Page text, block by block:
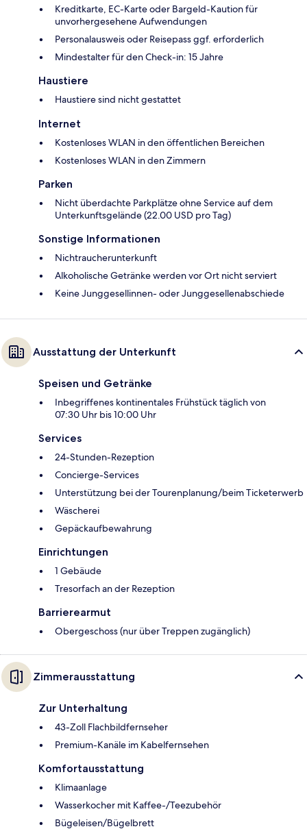
Kreditkarte, EC-Karte oder Bargeld-Kaution für
unvorhergesehene Aufwendungen
Personalausweis oder Reisepass ggf. erforderlich
Mindestalter für den Check-in: 15 Jahre
Haustiere
Haustiere sind nicht gestattet
Internet
Kostenloses WLAN in den öffentlichen Bereichen
Kostenloses WLAN in den Zimmern
Parken
Nicht überdachte Parkplätze ohne Service auf dem
Unterkunftsgelände (22.00 USD pro Tag)
Sonstige Informationen
Nichtraucherunterkunft
Alkoholische Getränke werden vor Ort nicht serviert
Keine Junggesellinnen- oder Junggesellenabschiede
Ausstattung der Unterkunft
Speisen und Getränke
Inbegriffenes kontinentales Frühstück täglich von
07:30 Uhr bis 10:00 Uhr
Services
24-Stunden-Rezeption
Concierge-Services
Unterstützung bei der Tourenplanung/beim Ticketerwerb
Wäscherei
Gepäckaufbewahrung
Einrichtungen
1 Gebäude
Tresorfach an der Rezeption
Barrierearmut
Obergeschoss (nur über Treppen zugänglich)
Zimmerausstattung
Zur Unterhaltung
43-Zoll Flachbildfernseher
Premium-Kanäle im Kabelfernsehen
Komfortausstattung
Klimaanlage
Wasserkocher mit Kaffee-/Teezubehör
Bügeleisen/Bügelbrett